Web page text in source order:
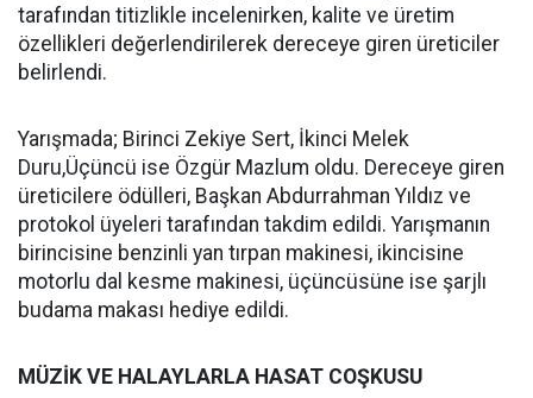
tarafından titizlikle incelenirken, kalite ve üretim
özellikleri değerlendirilerek dereceye giren üreticiler
belirlendi.
Yarışmada; Birinci Zekiye Sert, İkinci Melek
Duru,Üçüncü ise Özgür Mazlum oldu. Dereceye giren
üreticilere ödülleri, Başkan Abdurrahman Yıldız ve
protokol üyeleri tarafından takdim edildi. Yarışmanın
birincisine benzinli yan tırpan makinesi, ikincisine
motorlu dal kesme makinesi, üçüncüsüne ise şarjlı
budama makası hediye edildi.
MÜZİK VE HALAYLARLA HASAT COŞKUSU